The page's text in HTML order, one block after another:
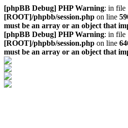
[phpBB Debug] PHP Warning: in file
[ROOT]/phpbb/session.php on line
must be an array or an object that
[phpBB Debug] PHP Warning: in file
[ROOT]/phpbb/session.php on line
must be an array or an object that